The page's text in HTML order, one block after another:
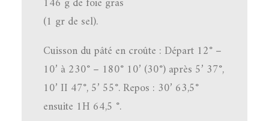
(1 gr de sel).
Cuisson du pâté en croûte : Départ 12° –
10’ à 230° – 180° 10’ (30°) après 5’ 37°,
10’ II 47°, 5’ 55°. Repos : 30’ 63,5°
ensuite 1H 64,5 °.